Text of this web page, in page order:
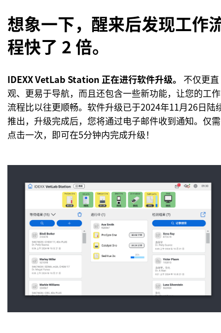
想象一下，醒来后发现工作
程快了 2 倍。
IDEXX VetLab Station 正在进行软件升级。
不仅更直
观、更易于导航，而且还包含一些新功能，让您的工作
流程比以往更顺畅。软件升级已于2024年11月26日陆
推出，升级完成后，您将通过电子邮件收到通知。仅需
点击一次，即可在5分钟内完成升级！